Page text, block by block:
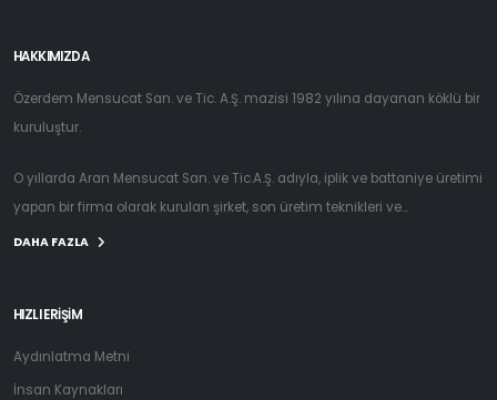
HAKKIMIZDA
Özerdem Mensucat San. ve Tic. A.Ş. mazisi 1982 yılına dayanan köklü bir
kuruluştur.
O yıllarda Aran Mensucat San. ve Tic.A.Ş. adıyla, iplik ve battaniye üretimi
yapan bir firma olarak kurulan şirket, son üretim teknikleri ve...
DAHA FAZLA
HIZLI ERİŞİM
Aydınlatma Metni
İnsan Kaynakları